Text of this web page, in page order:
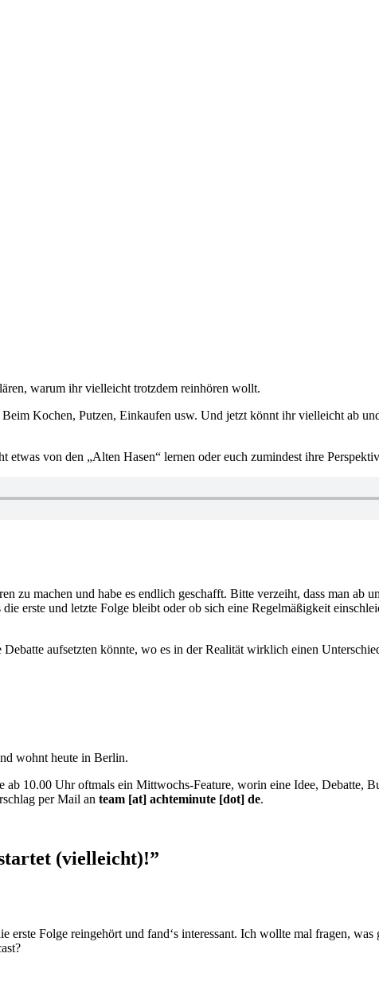
warum ihr vielleicht trotzdem reinhören wollt.
Kochen, Putzen, Einkaufen usw. Und jetzt könnt ihr vielleicht ab
von den „Alten Hasen“ lernen oder euch zumindest ihre
zu machen und habe es endlich geschafft. Bitte verzeiht, dass man ab
erste und letzte Folge bleibt oder ob sich eine Regelmäßigkeit
aufsetzten könnte, wo es in der Realität wirklich einen
wohnt heute in Berlin.
10.00 Uhr oftmals ein Mittwochs-Feature, worin eine Idee, Debatte,
per Mail an team [at] achteminute [dot] de.
(vielleicht)!”
Folge reingehört und fand‘s interessant. Ich wollte mal fragen,